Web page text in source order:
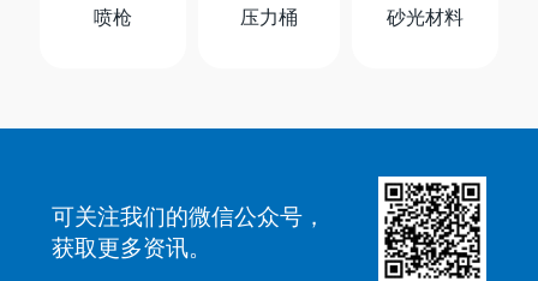
喷枪 压力桶 砂光材料
可关注我们的微信公众号，
获取更多资讯。